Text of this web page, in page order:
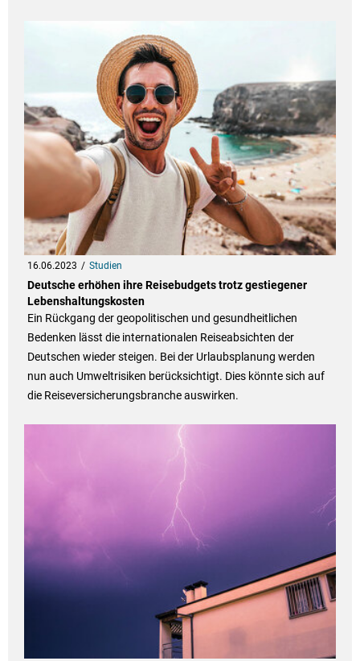
16.06.2023 Studien
Deutsche erhöhen ihre Reisebudgets trotz gestiegener
Lebenshaltungskosten
Ein Rückgang der geopolitischen und gesundheitlichen
Bedenken lässt die internationalen Reiseabsichten der
Deutschen wieder steigen. Bei der Urlaubsplanung werden
nun auch Umweltrisiken berücksichtigt. Dies könnte sich auf
die Reiseversicherungsbranche auswirken.